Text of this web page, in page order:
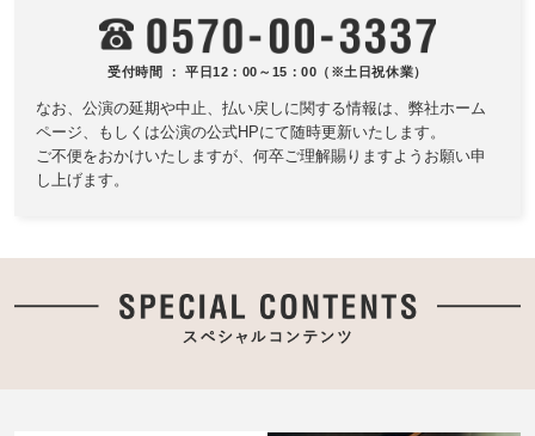
受付時間 ： 平日12：00～15：00（※土日祝休業）
なお、公演の延期や中止、払い戻しに関する情報は、 弊社ホーム
ページ、もしくは公演の公式HPにて随時更新いたします。
ご不便をおかけいたしますが、何卒ご理解賜りますようお願い申
し上げます。